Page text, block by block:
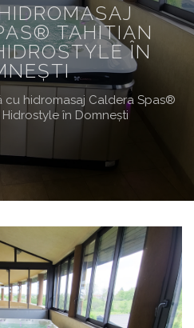
TAHITIAN
ÎN
cu hidromasaj Caldera Spas®
în Domneşti